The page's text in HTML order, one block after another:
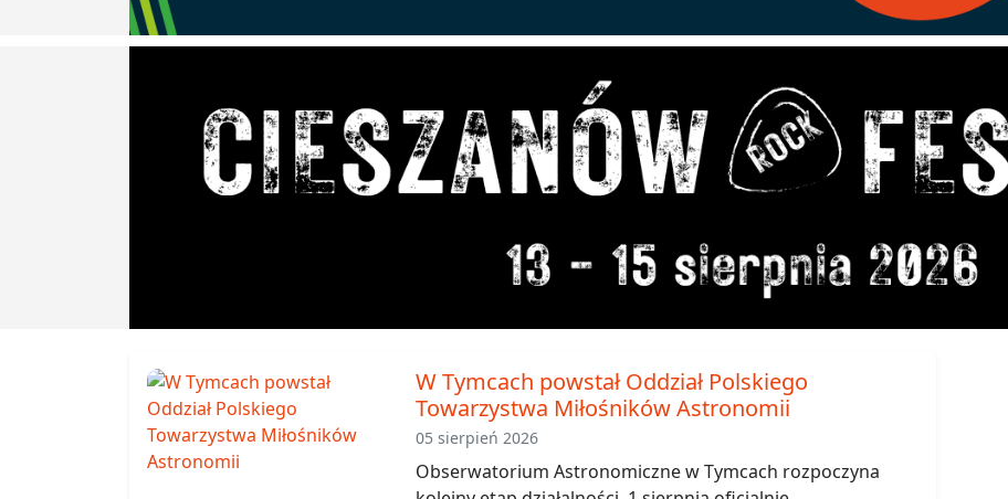
W Tymcach powstał Oddział Polskiego
Towarzystwa Miłośników Astronomii
05 sierpień 2026
Obserwatorium Astronomiczne w Tymcach rozpoczyna